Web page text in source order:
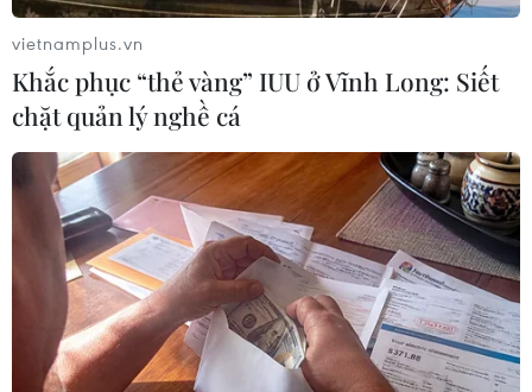
Theo dõi VietnamPlus
TIN LIÊN QUAN
vietnamplus.vn
Khắc phục “thẻ vàng” IUU ở Vĩnh Long: Siết
chặt quản lý nghề cá